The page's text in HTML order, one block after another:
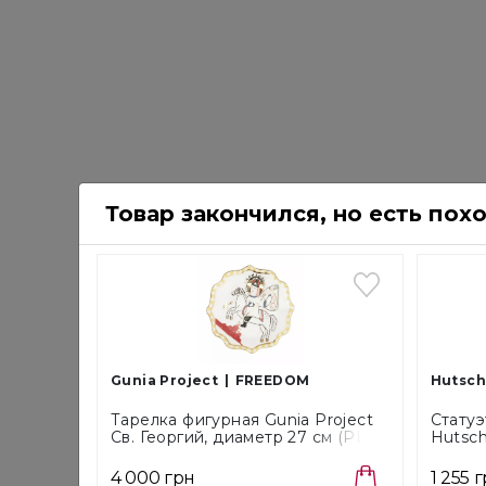
Товар закончился, но есть
Gunia Project FREEDOM
Тарелка фигурная Gunia Project
Св. Георгий, диаметр 27 см (PL-
4 000 грн 1 255